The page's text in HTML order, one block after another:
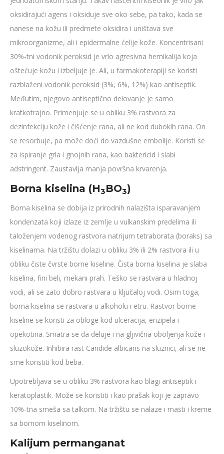
oksidirajući agens i oksiduje sve oko sebe, pa tako, kada se
nanese na kožu ili predmete oksidira i uništava sve
mikroorganizme, ali i epidermalne ćelije kože. Koncentrisani
30%-tni vodonik peroksid je vrlo agresivna hemikalija koja
oštećuje kožu i izbeljuje je. Ali, u farmakoterapiji se koristi
razblaženi vodonik peroksid (3%, 6%, 12%) kao antiseptik.
Međutim, njegovo antiseptično delovanje je samo
kratkotrajno. Primenjuje se u obliku 3% rastvora za
dezinfekciju kože i čišćenje rana, ali ne kod dubokih rana. On
se resorbuje, pa može doći do vazdušne embolije. Koristi se
za ispiranje grla i gnojnih rana, kao baktericid i slabi
adstringent. Zaustavlja manja površna krvarenja.
Borna kiselina (H3BO3)
Borna kiselina se dobija iz prirodnih nalazišta isparavanjem
kondenzata koji izlaze iz zemlje u vulkanskim predelima ili
taloženjem vodenog rastvora natrijum tetraborata (boraks) sa
kiselinama. Na tržištu dolazi u obliku 3% ili 2% rastvora ili u
obliku čiste čvrste borne kiseline. Čista borna kiselina je slaba
kiselina, fini beli, mekani prah. Teško se rastvara u hladnoj
vodi, ali se zato dobro rastvara u ključaloj vodi. Osim toga,
borna kiselina se rastvara u alkoholu i etru. Rastvor borne
kiseline se koristi za obloge kod ulceracija, erizipela i
opekotina. Smatra se da deluje i na gljivična oboljenja kože i
sluzokože. Inhibira rast Candide albicans na sluznici, ali se ne
sme koristiti kod beba.
Upotrebljava se u obliku 3% rastvora kao blagi antiseptik i
keratoplastik. Može se koristiti i kao prašak koji je zapravo
10%-tna smeša sa talkom. Na tržištu se nalaze i masti i kreme
sa bornom kiselinom.
Kalijum permanganat